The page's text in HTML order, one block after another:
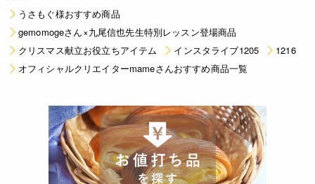
うさもぐ様おすすめ商品
gemomogeさん×九尾信也先生特別レッスン登場商品
クリスマス献立お役立ちアイテム
インスタライブ1205
1216
オフィシャルクリエイターmameさんおすすめ商品一覧